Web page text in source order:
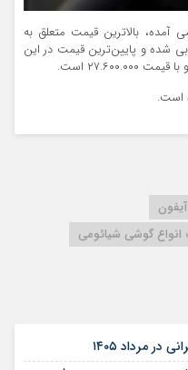
بالاترین قیمت متعلق به
۱۴ اولتراست که ۹۳.۵۰۰.۰۰۰ ارزیابی شده و پایین‌ترین قیمت در این
است.
گوشی شیائومی
مرداد ۱۴۰۵